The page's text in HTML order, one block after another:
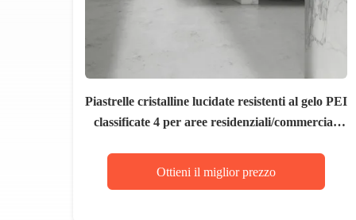
Piastrelle cristalline lucidate resistenti al gelo PEI
classificate 4 per aree residenziali/commerciali
Ottieni il miglior prezzo